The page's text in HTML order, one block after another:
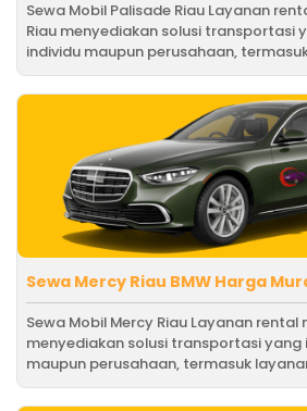
Sewa Mobil Palisade Riau Layanan
Riau menyediakan solusi transportasi
individu maupun perusahaan,
Sewa Mercy Riau BMW Harga
Sewa Mobil Mercy Riau Layanan rental
menyediakan solusi transportasi yang
maupun perusahaan, termasuk